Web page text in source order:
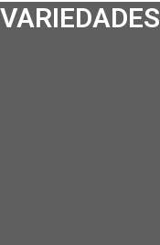
VARIEDADES